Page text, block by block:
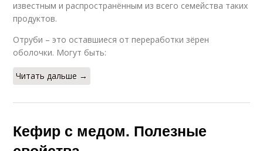
известным и распространённым из всего семейства таких
продуктов.
Отруби – это оставшиеся от переработки зёрен
оболочки. Могут быть:
Читать дальше →
Кефир с медом. Полезные